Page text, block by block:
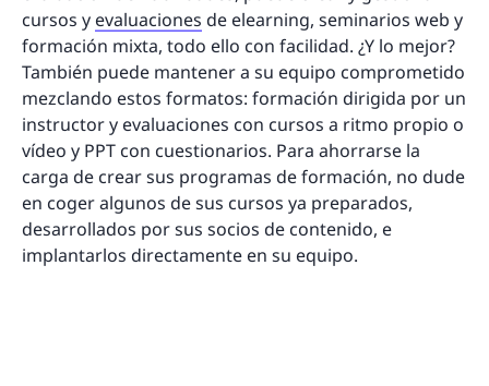
cursos y evaluaciones de elearning, seminarios web y
formación mixta, todo ello con facilidad. ¿Y lo mejor?
También puede mantener a su equipo comprometido
mezclando estos formatos: formación dirigida por un
instructor y evaluaciones con cursos a ritmo propio o
vídeo y PPT con cuestionarios. Para ahorrarse la
carga de crear sus programas de formación, no dude
en coger algunos de sus cursos ya preparados,
desarrollados por sus socios de contenido, e
implantarlos directamente en su equipo.